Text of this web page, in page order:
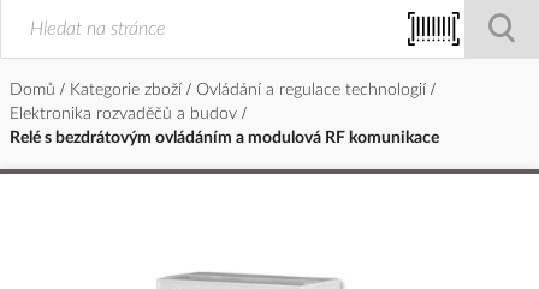
Domů Kategorie zboží
Ovládání a regulace technologií
Elektronika rozvaděčů a budov
Relé s bezdrátovým ovládáním a modulová RF komunikace